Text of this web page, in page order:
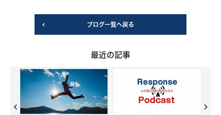
ブログ一覧へ戻る
最近の記事